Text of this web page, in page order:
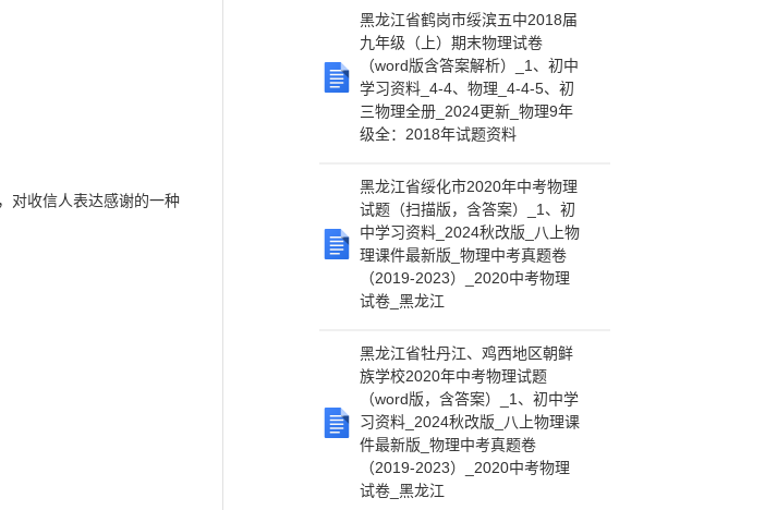
对收信人表达感谢的一种
黑龙江省鹤岗市绥滨五中2018届
九年级（上）期末物理试卷
（word版含答案解析）_1、初中
学习资料_4-4、物理_4-4-5、初
三物理全册_2024更新_物理9年
级全：2018年试题资料
黑龙江省绥化市2020年中考物理
试题（扫描版，含答案）_1、初
中学习资料_2024秋改版_八上物
理课件最新版_物理中考真题卷
（2019-2023）_2020中考物理
试卷_黑龙江
黑龙江省牡丹江、鸡西地区朝鲜
族学校2020年中考物理试题
（word版，含答案）_1、初中学
习资料_2024秋改版_八上物理课
件最新版_物理中考真题卷
（2019-2023）_2020中考物理
试卷_黑龙江